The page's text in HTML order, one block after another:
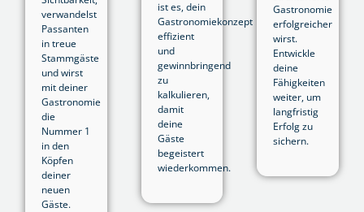
verwandelst
Passanten
in treue
Stammgäste
und wirst
mit deiner
Gastronomie
die
Nummer 1
in den
Köpfen
deiner
neuen
Gäste.
ist es, dein
Gastronomiekonzept
effizient
und
gewinnbringend
zu
kalkulieren,
damit
deine
Gäste
begeistert
wiederkommen.
Gastronomie
erfolgreicher
wirst.
Entwickle
deine
Fähigkeiten
weiter, um
langfristig
Erfolg zu
sichern.